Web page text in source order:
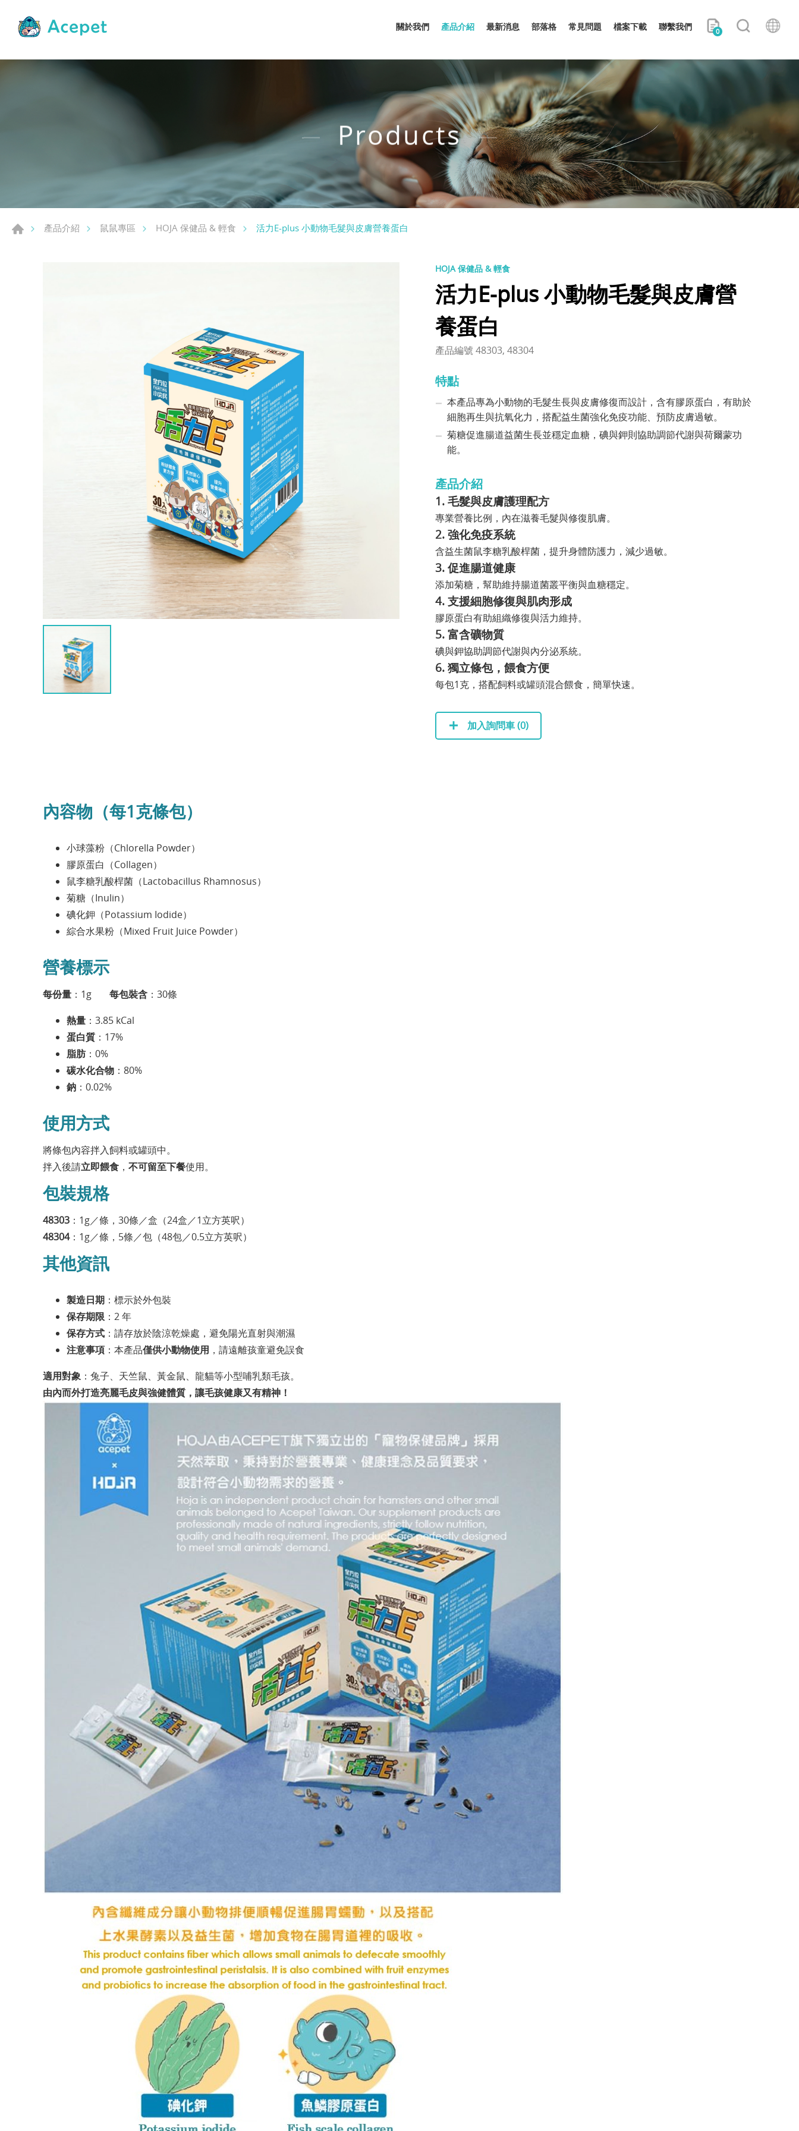
關於我們 產品介紹 最新消息 部落格 常見問題 檔案下載 聯繫我們 0
Products
產品介紹 鼠鼠專區 HOJA 保健品 & 輕食 活力E-plus 小動物毛髮與皮膚營養蛋白
HOJA 保健品 & 輕食
活力E-plus 小動物毛髮與皮膚營
養蛋白
產品編號 48303, 48304
特點
本產品專為小動物的毛髮生長與皮膚修復而設計，含有膠原蛋白，有助於
細胞再生與抗氧化力，搭配益生菌強化免疫功能、預防皮膚過敏。
菊糖促進腸道益菌生長並穩定血糖，碘與鉀則協助調節代謝與荷爾蒙功
能。
產品介紹
1. 毛髮與皮膚護理配方
專業營養比例，內在滋養毛髮與修復肌膚。
2. 強化免疫系統
含益生菌鼠李糖乳酸桿菌，提升身體防護力，減少過敏。
3. 促進腸道健康
添加菊糖，幫助維持腸道菌叢平衡與血糖穩定。
4. 支援細胞修復與肌肉形成
膠原蛋白有助組織修復與活力維持。
5. 富含礦物質
碘與鉀協助調節代謝與內分泌系統。
6. 獨立條包，餵食方便
每包1克，搭配飼料或罐頭混合餵食，簡單快速。
加入詢問車 (0)
內容物（每1克條包）
小球藻粉（Chlorella Powder）
膠原蛋白（Collagen）
鼠李糖乳酸桿菌（Lactobacillus Rhamnosus）
菊糖（Inulin）
碘化鉀（Potassium Iodide）
綜合水果粉（Mixed Fruit Juice Powder）
營養標示
每份量 ：1g 每包裝含 ：30條
熱量 ：3.85 kCal
蛋白質 ：17%
脂肪：0%
碳水化合物 ：80%
鈉 ：0.02%
使用方式
將條包內容拌入飼料或罐頭中。
拌入後請立即餵食 ， 不可留至下餐使用。
包裝規格
48303 ：1g／條，30條／盒（24盒／1立方英呎）
48304：1g／條，5條／包（48包／0.5立方英呎）
其他資訊
製造日期 ：標示於外包裝
保存期限：2 年
保存方式 ：請存放於陰涼乾燥處，避免陽光直射與潮濕
注意事項 ：本產品僅供小動物使用 ，請遠離孩童避免誤食
適用對象 ：兔子、天竺鼠、黃金鼠、龍貓等小型哺乳類毛孩。
由內而外打造亮麗毛皮與強健體質，讓毛孩健康又有精神！